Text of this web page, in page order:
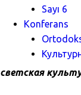
Sayı 6
Konferans
светская